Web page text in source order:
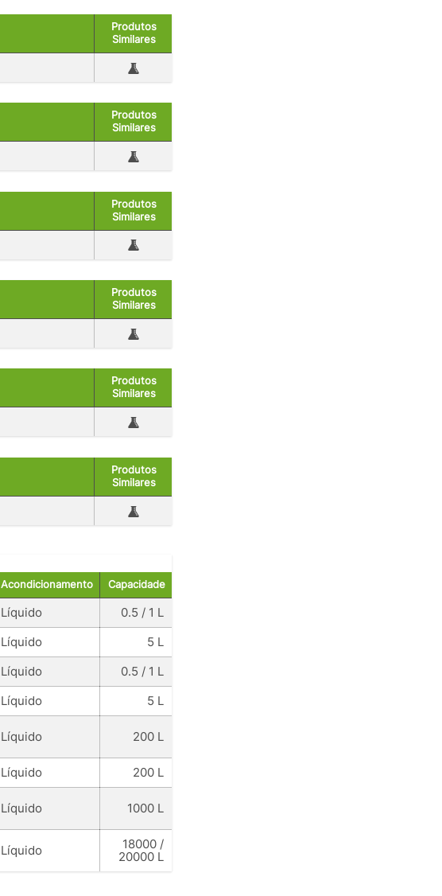
Produtos
Similares
Produtos
Similares
Produtos
Similares
Produtos
Similares
Produtos
Similares
Produtos
Similares
Acondicionamento Capacidade
Líquido
0.5 / 1 L
Líquido
5 L
Líquido
0.5 / 1 L
Líquido
5 L
Líquido 200 L
Líquido
200 L
Líquido 1000 L
Líquido
18000 /
20000 L